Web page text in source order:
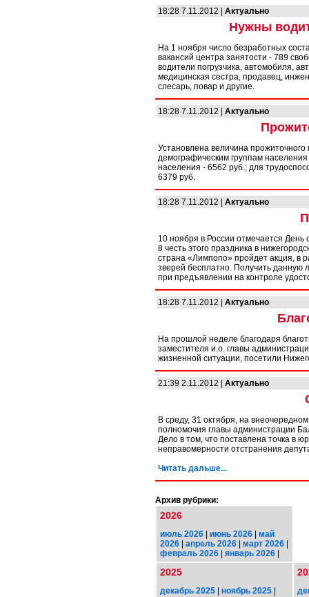
18:28 7.11.2012 | Актуально
Нужны
На 1 ноября число безработных
вакансий центра занятости - 789
водители погрузчика, автомобиля,
медицинская сестра, продавец,
слесарь, повар и другие.
18:28 7.11.2012 | Актуально
Установлена величина
демографическим группам
населения - 6562 руб.; для
6379 руб.
18:28 7.11.2012 | Актуально
10 ноября в России отмечается День
8 честь этого праздника в
страна «Лимпопо» пройдет акция, в
зверей бесплатно. Получить данную
при предъявлении на контроле
18:28 7.11.2012 | Актуально
На прошлой неделе благодаря
заместителя и.о. главы
жизненной ситуации, посетили
21:39 2.11.2012 | Актуально
В среду, 31 октября, на
полномочия главы администрации
Дело в том, что поставлена точка в
неправомерности отстранения
Читать дальше...
Архив рубрики:
2026
июль 2026 | июнь 2026 | май
2026 | апрель 2026 | март 2026 |
февраль 2026 | январь 2026 |
2025
декабрь 2025 | ноябрь 2025 |